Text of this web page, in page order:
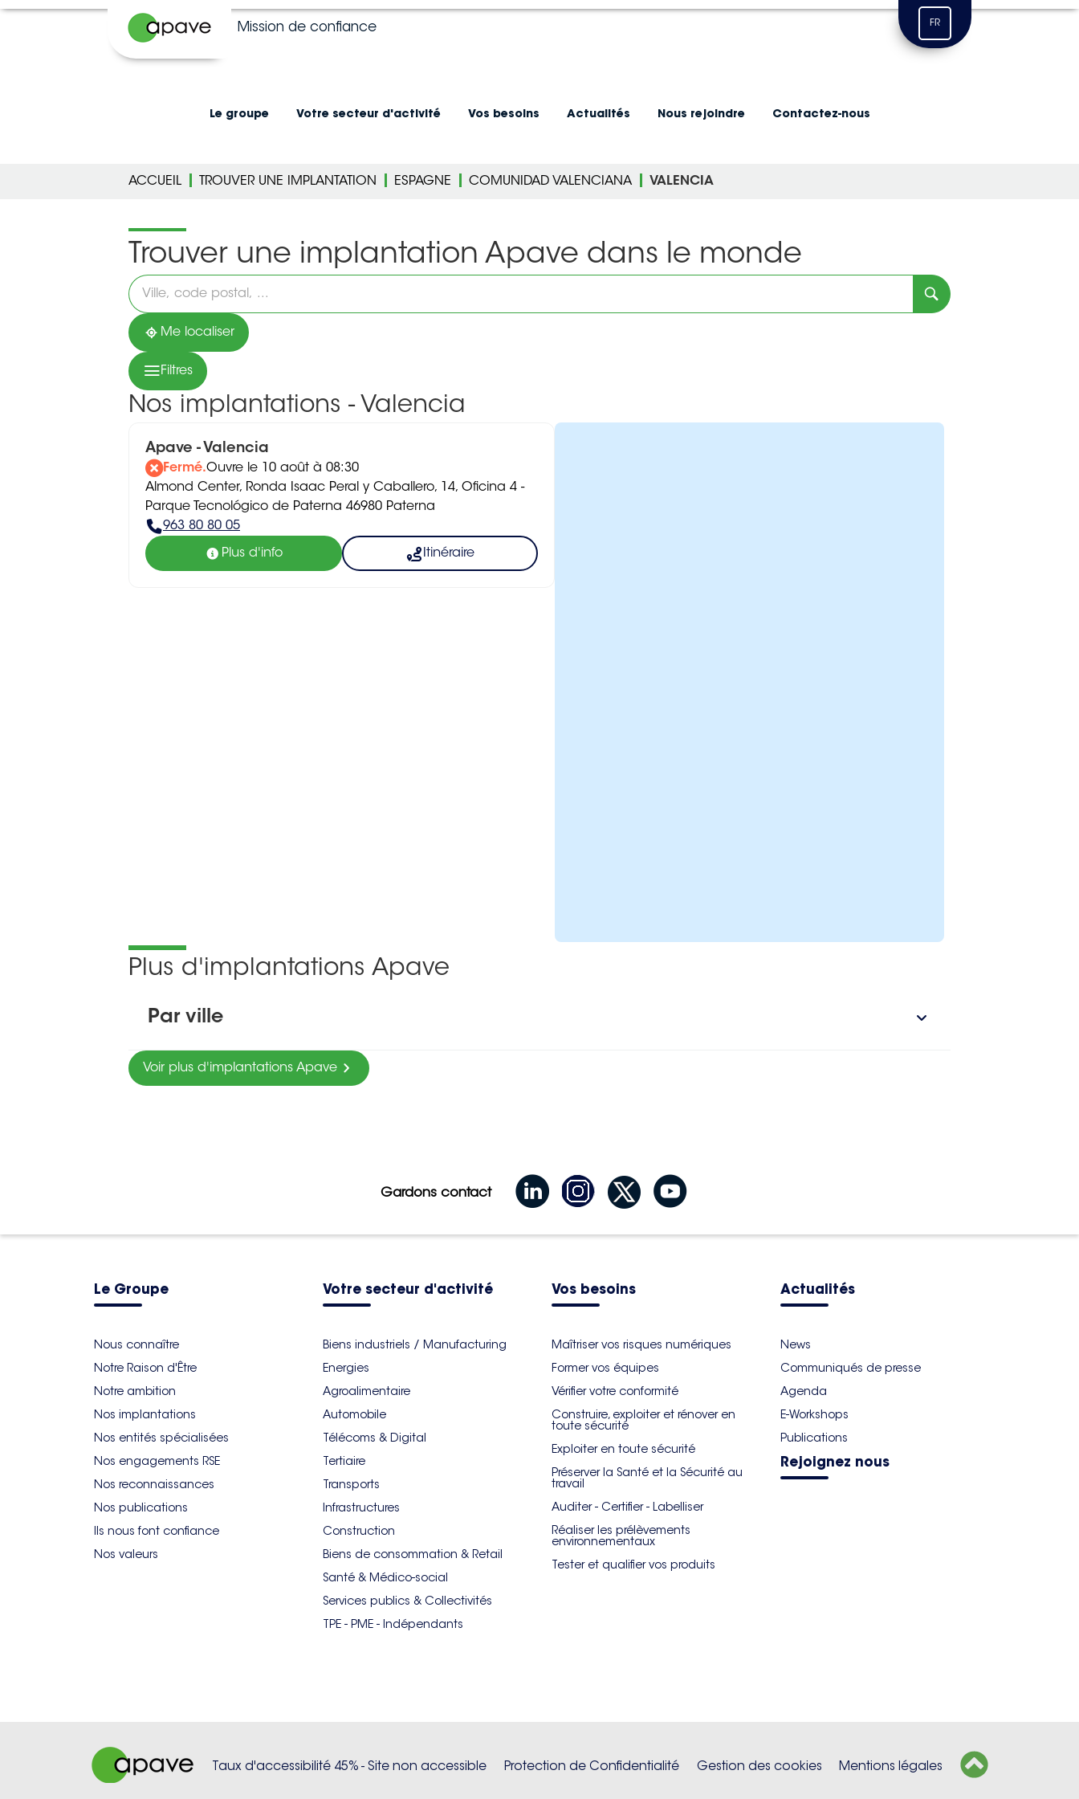
Mission de confiance FR
Le groupe Votre secteur d'activité Vos besoins Actualités Nous rejoindre Contactez-nous
ACCUEIL TROUVER UNE IMPLANTATION ESPAGNE COMUNIDAD VALENCIANA VALENCIA
Trouver une implantation Apave dans le monde
Veuillez
renseigner
une
adresse
Me localiser
Filtres
Nos implantations - Valencia
Apave - Valencia
Fermé.Ouvre le 10 août à 08:30
Almond Center, Ronda Isaac Peral y Caballero, 14, Oficina 4 -
Parque Tecnológico de Paterna 46980 Paterna
963 80 80 05
Plus d'info Itinéraire
Plus d'implantations Apave
Par ville
Voir plus d'implantations Apave
Gardons contact
Le Groupe
Nous connaître
Notre Raison d'Être
Notre ambition
Nos implantations
Nos entités spécialisées
Nos engagements RSE
Nos reconnaissances
Nos publications
Ils nous font confiance
Nos valeurs
Votre secteur d'activité
Biens industriels / Manufacturing
Energies
Agroalimentaire
Automobile
Télécoms & Digital
Tertiaire
Transports
Infrastructures
Construction
Biens de consommation & Retail
Santé & Médico-social
Services publics & Collectivités
TPE - PME - Indépendants
Vos besoins
Maîtriser vos risques numériques
Former vos équipes
Vérifier votre conformité
Construire, exploiter et rénover en
toute sécurité
Exploiter en toute sécurité
Préserver la Santé et la Sécurité au
travail
Auditer - Certifier - Labelliser
Réaliser les prélèvements
environnementaux
Tester et qualifier vos produits
Actualités
News
Communiqués de presse
Agenda
E-Workshops
Publications
Rejoignez nous
Taux d'accessibilité 45% - Site non accessible Protection de Confidentialité Gestion des cookies Mentions légales